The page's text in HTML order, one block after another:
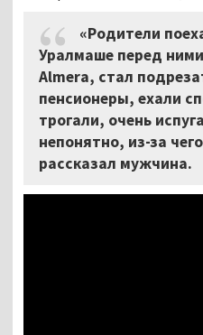
«Родители
Уралмаше перед
Almera, стал
пенсионеры, ехали
трогали, очень
непонятно, из-за
рассказал мужчина.